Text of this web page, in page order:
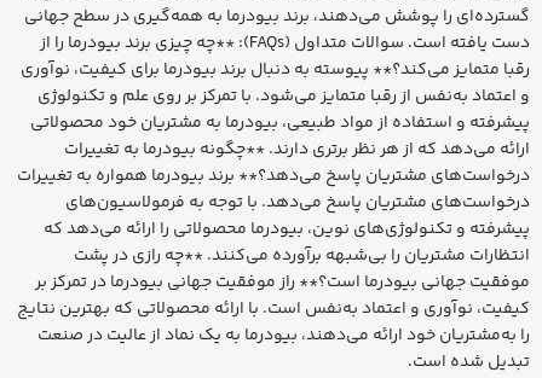
گسترده‌ای را پوشش می‌دهند، برند بیودرما به همه‌گیری در سطح جهانی
دست یافته است. سوالات متداول (FAQs): **چه چیزی برند بیودرما را از
رقبا متمایز می‌کند؟** پیوسته‌ به‌ دنبال برند بیودرما برای کیفیت، نوآوری
و اعتماد به‌نفس از رقبا متمایز می‌شود. با تمرکز بر روی علم و تکنولوژی
پیشرفته و استفاده از مواد طبیعی، بیودرما به مشتریان خود محصولاتی
ارائه می‌دهد که از هر نظر برتری دارند. **چگونه بیودرما به تغییرات
درخواست‌های مشتریان پاسخ می‌دهد؟** برند بیودرما همواره به تغییرات
درخواست‌های مشتریان پاسخ می‌دهد. با توجه به فرمولاسیون‌های
پیشرفته و تکنولوژی‌های نوین، بیودرما محصولاتی را ارائه می‌دهد که
انتظارات مشتریان را بی‌شبهه برآورده می‌کنند. **چه رازی در پشت
موفقیت جهانی بیودرما است؟** راز موفقیت جهانی بیودرما در تمرکز بر
کیفیت، نوآوری و اعتماد به‌نفس است. با ارائه محصولاتی که بهترین نتایج
را به‌مشتریان خود ارائه می‌دهند، بیودرما به یک نماد از عالیت در صنعت
تبدیل شده است.